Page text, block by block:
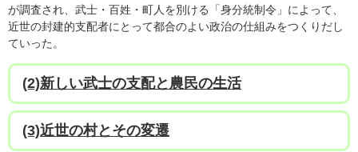
が調査され、武士・百姓・町人を別ける「身分統制令」によって、
近世の封建的支配者にとって都合のよい政治の仕組みをつくりだし
ていった。
(2)新しい武士の支配と農民の生活
(3)近世の村とその変遷